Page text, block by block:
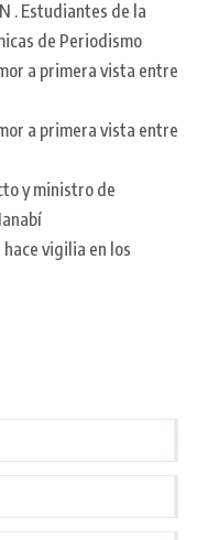
. Estudiantes de la
de Periodismo
a primera vista entre
a primera vista entre
y ministro de
hace vigilia en los